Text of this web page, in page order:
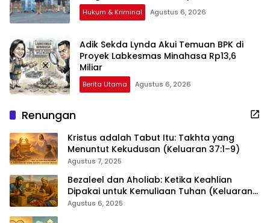
Hukum & Kriminal Agustus 6, 2026
Adik Sekda Lynda Akui Temuan BPK di
Proyek Labkesmas Minahasa Rp13,6
Miliar
Berita Utama Agustus 6, 2026
Renungan
Kristus adalah Tabut Itu: Takhta yang
Menuntut Kekudusan (Keluaran 37:1–9)
Agustus 7, 2025
Bezaleel dan Aholiab: Ketika Keahlian
Dipakai untuk Kemuliaan Tuhan (Keluaran
36:1–7)
Agustus 6, 2025